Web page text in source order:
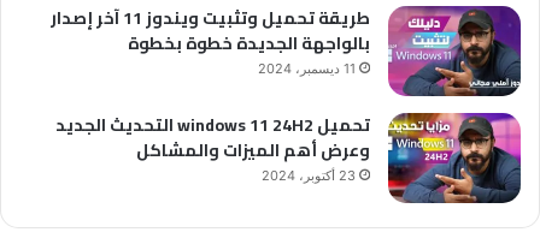
طريقة تحميل وتثبيت ويندوز 11 آخر إصدار
بالواجهة الجديدة خطوة بخطوة
11 ديسمبر، 2024
تحميل windows 11 24H2 التحديث الجديد
وعرض أهم الميزات والمشاكل
23 أكتوبر، 2024